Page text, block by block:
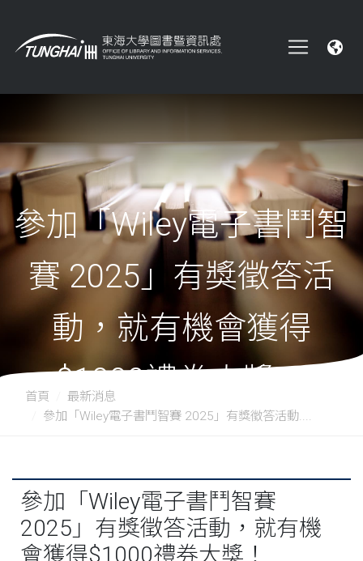
參加「Wiley電子書鬥智
賽 2025」有獎徵答活
動，就有機會獲得
$1000禮券大獎！
（~3/20）
首頁
最新消息
參加「Wiley電子書鬥智賽 2025」有獎徵答活動....
參加「Wiley電子書鬥智賽
2025」有獎徵答活動，就有機
會獲得$1000禮券大獎！